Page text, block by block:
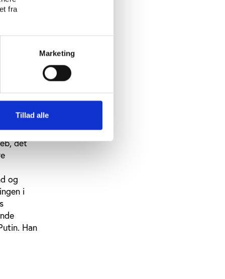
fra
Marketing
Tillad alle
et
men
de
ISL til
og
i
det
og
i
Han